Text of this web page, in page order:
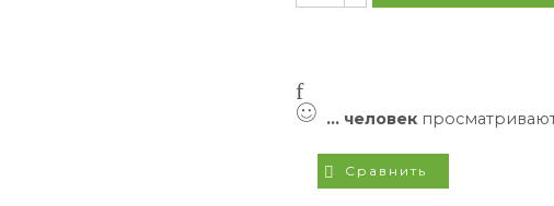
... человек
Сравнить